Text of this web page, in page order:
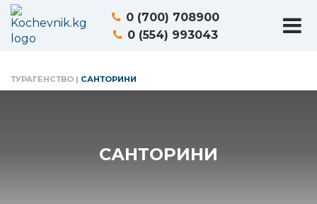
0 (700) 708900
0 (554) 993043
ТУРАГЕНСТВО | САНТОРИНИ
САНТОРИНИ